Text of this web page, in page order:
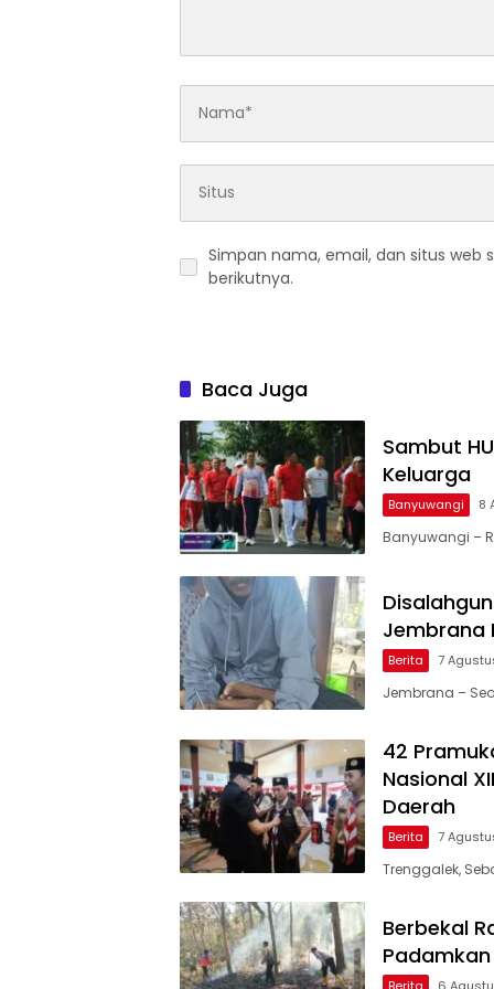
Simpan nama, email, dan situs
berikutnya.
Baca Juga
Sambut
Keluarga
Banyuwangi 8
Banyuwangi –
Jembrana
Berita 7
Jembrana –
42
Nasional
Daerah
Berita 7
Trenggalek,
Berbekal